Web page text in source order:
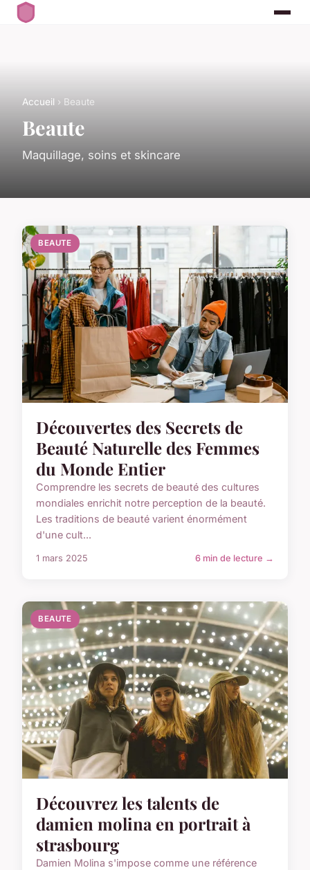
Accueil › Beaute
Beaute
Maquillage, soins et skincare
BEAUTE
Découvertes des Secrets de
Beauté Naturelle des Femmes
du Monde Entier
Comprendre les secrets de beauté des cultures
mondiales enrichit notre perception de la beauté.
Les traditions de beauté varient énormément
d'une cult...
1 mars 2025 6 min de lecture →
BEAUTE
Découvrez les talents de
damien molina en portrait à
strasbourg
Damien Molina s'impose comme une référence